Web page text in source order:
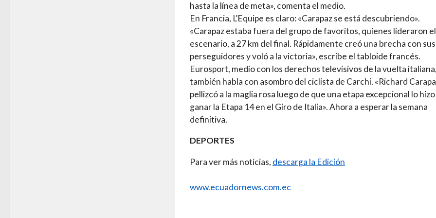
hasta la línea de meta», comenta el medio.
En Francia, L’Equipe es claro: «Carapaz se está descubriendo».
«Carapaz estaba fuera del grupo de favoritos, quienes lideraron el
escenario, a 27 km del final. Rápidamente creó una brecha con sus
perseguidores y voló a la victoria», escribe el tabloide francés.
Eurosport, medio con los derechos televisivos de la vuelta
también habla con asombro del ciclista de Carchi. «Richard
pellizcó a la maglia rosa luego de que una etapa excepcional lo hizo
ganar la Etapa 14 en el Giro de Italia». Ahora a esperar la semana
definitiva.
DEPORTES
Para ver más noticias, descarga la Edición
www.ecuadornews.com.ec